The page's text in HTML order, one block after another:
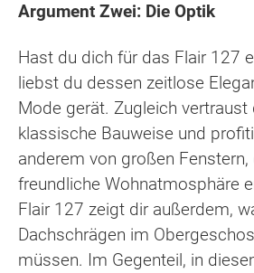
Argument Zwei: Die Optik
Hast du dich für das Flair 127
liebst du dessen zeitlose
Mode gerät. Zugleich vertraust
klassische Bauweise und
anderem von großen Fenstern,
freundliche Wohnatmosphäre
Flair 127 zeigt dir außerdem,
Dachschrägen im
müssen. Im Gegenteil, in